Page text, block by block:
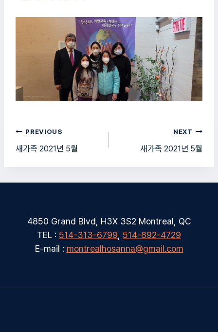
글
탐
색
PREVIOUS
새가족 2021년 5월
NEXT
새가족 2021년 5월
4850 Grand Blvd, H3X 3S2 Montreal, QC
TEL : 514-313-6799 514-892-4729
E-mail : montrealhosanna@gmail.com